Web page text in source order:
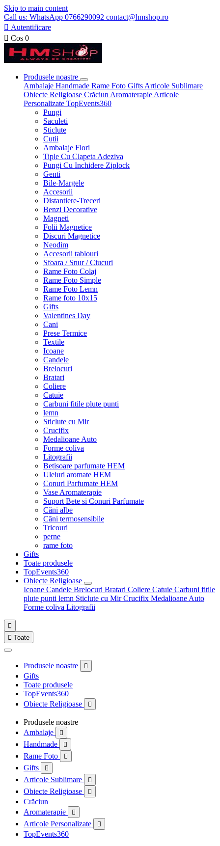
Skip to main content
Call us: WhatsApp 0766290092 contact@hmshop.ro
 Autentificare
 Cos 0
Produsele noastre
Ambalaje Handmade Rame Foto Gifts Articole Sublimare
Obiecte Religioase Crăciun Aromaterapie Articole
Personalizate TopEvents360
Pungi
Saculeti
Sticlute
Cutii
Ambalaje Flori
Tiple Cu Clapeta Adeziva
Pungi Cu Inchidere Ziplock
Genti
Bile-Margele
Accesorii
Distantiere-Treceri
Benzi Decorative
Magneti
Folii Magnetice
Discuri Magnetice
Neodim
Accesorii tablouri
Sfoara / Snur / Ciucuri
Rame Foto Colaj
Rame Foto Simple
Rame Foto Lemn
Rame foto 10x15
Gifts
Valentines Day
Cani
Prese Termice
Textile
Icoane
Candele
Brelocuri
Bratari
Coliere
Catuie
Carbuni fitile plute punti
lemn
Sticlute cu Mir
Crucifix
Medalioane Auto
Forme coliva
Litografii
Betisoare parfumate HEM
Uleiuri aromate HEM
Conuri Parfumate HEM
Vase Aromaterapie
Suport Bete si Conuri Parfumate
Căni albe
Căni termosensibile
Tricouri
perne
rame foto
Gifts
Toate produsele
TopEvents360
Obiecte Religioase
Icoane Candele Brelocuri Bratari Coliere Catuie Carbuni fitile
plute punti lemn Sticlute cu MirCrucifix Medalioane Auto
Forme coliva Litografii

 Toate
Produsele noastre 
Gifts
Toate produsele
TopEvents360
Obiecte Religioase

Produsele noastre
Ambalaje

Handmade 
Rame Foto 
Gifts 
Articole Sublimare 
Obiecte Religioase 
Crăciun
Aromaterapie

Articole Personalizate 
TopEvents360